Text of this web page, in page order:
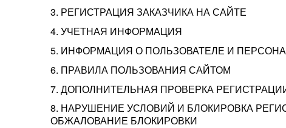
3. РЕГИСТРАЦИЯ ЗАКАЗЧИКА НА САЙТЕ
4. УЧЕТНАЯ ИНФОРМАЦИЯ
5. ИНФОРМАЦИЯ О ПОЛЬЗОВАТЕЛЕ И
6. ПРАВИЛА ПОЛЬЗОВАНИЯ САЙТОМ
7. ДОПОЛНИТЕЛЬНАЯ ПРОВЕРКА
8. НАРУШЕНИЕ УСЛОВИЙ И БЛОКИРОВКА
ОБЖАЛОВАНИЕ БЛОКИРОВКИ